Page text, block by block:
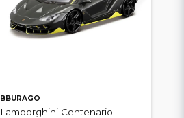
BBURAGO
Lamborghini Centenario -